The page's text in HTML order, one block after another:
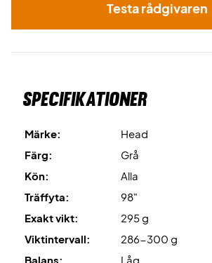
Testa rådgivaren
Specifikationer
Märke:
Head
Färg:
Grå
Kön:
Alla
Träffyta:
98"
Exakt vikt:
295 g
Viktintervall:
286-300 g
Balans:
Låg